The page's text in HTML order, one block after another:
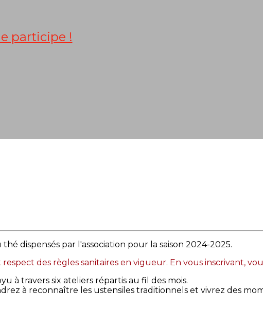
participe !
dispensés par l'association pour la saison 2024-2025.
des règles sanitaires en vigueur. En vous inscrivant,
à travers six ateliers répartis au fil des mois.
à reconnaître les ustensiles traditionnels et vivrez des